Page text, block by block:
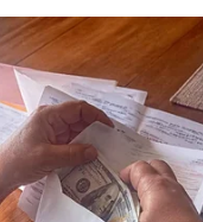
Musk: Tesla sẽ
tự lái cấp độ 5